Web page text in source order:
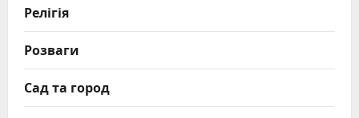
Релігія
Розваги
Сад та город